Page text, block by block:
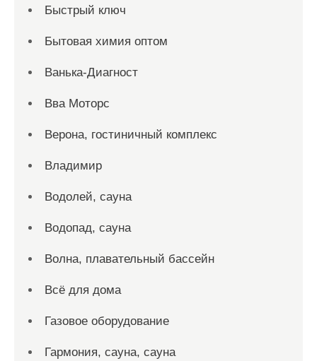
Быстрый ключ
Бытовая химия оптом
Ванька-Диагност
Вва Моторс
Верона, гостиничный комплекс
Владимир
Водолей, сауна
Водопад, сауна
Волна, плавательный бассейн
Всё для дома
Газовое оборудование
Гармония, сауна, сауна